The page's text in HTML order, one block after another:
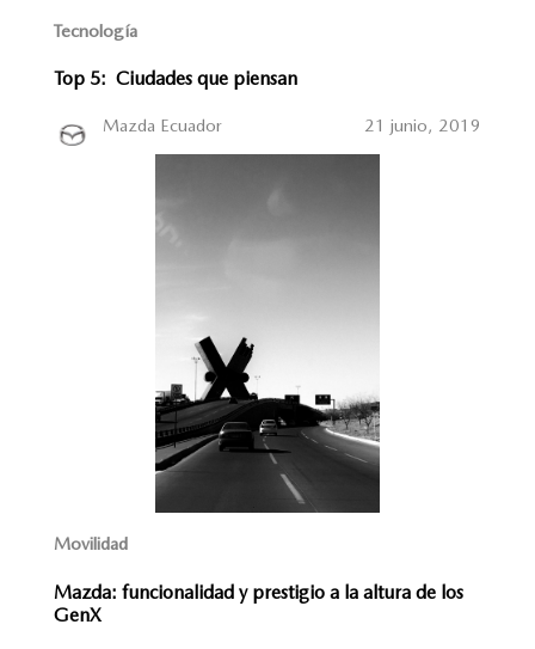
Tecnología
Top 5: Ciudades que piensan
Mazda Ecuador 21 junio, 2019
Movilidad
Mazda: funcionalidad y prestigio a la altura de los
GenX